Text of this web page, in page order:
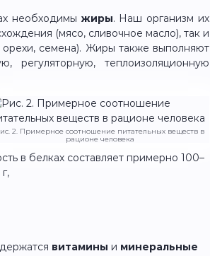
необходимы жиры. Наш организм их
(мясо, сливочное масло), так и
орехи, семена). Жиры также выполняют
регуляторную, теплоизоляционную
2. Примерное соотношение питательных веществ в
рационе человека
в белках составляет примерно 100–
витамины и минеральные